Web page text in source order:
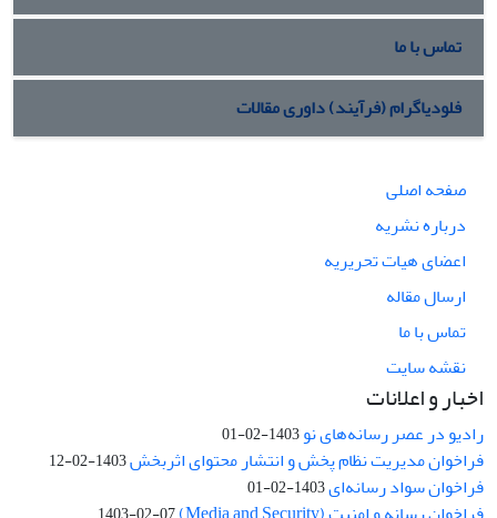
تماس با ما
فلودیاگرام (فرآیند) داوری مقالات
صفحه اصلی
درباره نشریه
اعضای هیات تحریریه
ارسال مقاله
تماس با ما
نقشه سایت
اخبار و اعلانات
رادیو در عصر رسانه‌های نو1403-02-01
فراخوان مدیریت نظام پخش و انتشار محتوای اثربخش1403-02-12
فراخوان سواد رسانه‌ای1403-02-01